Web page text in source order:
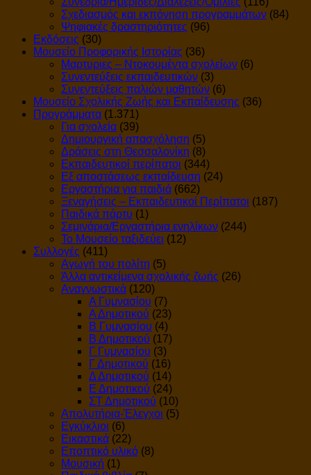
Σχεδιασμός και εκπόνηση προγραμμάτων (84)
Ψηφιακές δραστηριότητες (96)
Εκδόσεις (30)
Μουσείο Προφορικής Ιστορίας (36)
Μαρτυριες – Ντοκουμέντα σχολείων (6)
Συνεντεύξεις εκπαιδευτικών (3)
Συνεντεύξεις παλιών μαθητών (6)
Μουσείο Σχολικής Ζωής και Εκπαίδευσης (36)
Προγράμματα (1.371)
Για σχολεία (39)
Δημιουργική απασχόληση (5)
Δράσεις στη Θεσσαλονίκη (8)
Εκπαιδευτικοί περίπατοι (344)
Εξ αποστάσεως εκπαίδευση (24)
Εργαστήρια για παιδιά (662)
Ξεναγήσεις – Εκπαιδευτικοί Περίπατοι (187)
Παιδικά πάρτυ (1)
Σεμινάρια/Εργαστήρια ενηλίκων (244)
Το Μουσείο ταξιδεύει (12)
Συλλογές (411)
Αγωγή του πολίτη (5)
Άλλα αντικείμενα σχολικής ζωής (26)
Αναγνωστικά (120)
Α Γυμνασίου (7)
Α Δημοτικού (23)
Β Γυμνασίου (4)
Β Δημοτικού (17)
Γ Γυμνασίου (3)
Γ Δημοτικού (16)
Δ Δημοτικού (14)
Ε Δημοτικού (24)
ΣΤ Δημοτικού (10)
Απολυτήρια-Έλεγχοι (5)
Εγκύκλιοι (6)
Εικαστικά (22)
Εποπτικό υλικό (8)
Μουσική (1)